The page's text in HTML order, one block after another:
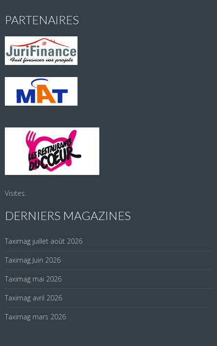
PARTENAIRES
Visites:
DERNIERS MAGAZINES
Taximag juillet août 2026
Taximag Juin 2026
Taximag mai 2026
Taximag avril 2026
Taximag mars 2026